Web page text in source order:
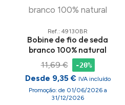
Ref.: 49130BR
Bobine de fio de seda
branco 100% natural
11,69 € -20%
Desde 9,35 € IVA incluído
Promoção: de 01/06/2026 a
31/12/2026